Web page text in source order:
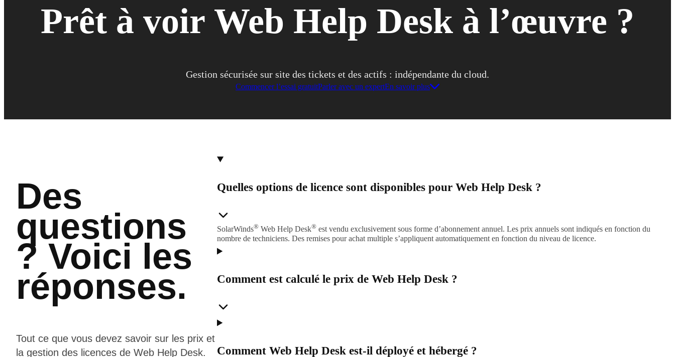
Prêt à voir Web Help Desk à l’œuvre ?
Gestion sécurisée sur site des tickets et des actifs : indépendante du cloud.
Commencer l’essai gratuitParler avec un expertEn savoir plus
Des
questions
? Voici les
réponses.
Tout ce que vous devez savoir sur les prix et
la gestion des licences de Web Help Desk.
Quelles options de licence sont disponibles pour Web Help Desk ?
SolarWinds® Web Help Desk® est vendu exclusivement sous forme d’abonnement annuel. Les prix annuels sont indiqués en fonction du
nombre de techniciens. Des remises pour achat multiple s’appliquent automatiquement en fonction du niveau de licence.
Comment est calculé le prix de Web Help Desk ?
Comment Web Help Desk est-il déployé et hébergé ?